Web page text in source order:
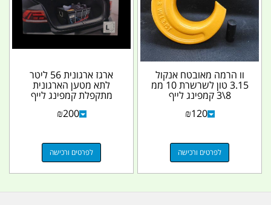
וו הרמה מאובטח אנקול
3.15 טון לשרשרת 10 ממ
8\3 קמפינג לייף
₪120
לפרטים ורכישה
ארגז ארגונית 56 ליטר
לתא מטען הארגונית
מתקפלת קמפינג לייף
₪200
לפרטים ורכישה